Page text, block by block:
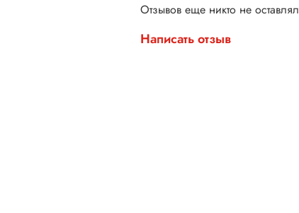
Отзывов еще никто не оставлял
Написать отзыв